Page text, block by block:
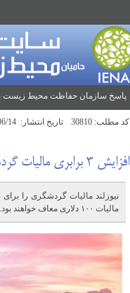
پاسخ سازمان حفاظت محیط زیست به
کد مطلب: تاریخ انتشار:
افزایش ۳ برابری مالیات گردشگری نیوزلند
نیوزلند مالیات گردشگری را برای
مالیات ۱۰۰ دلاری معاف خواهند بود.